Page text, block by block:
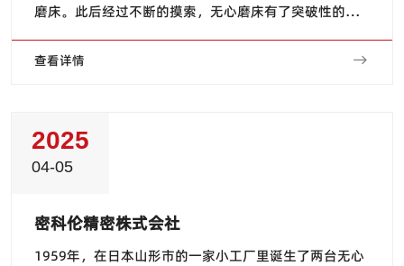
磨床。此后经过不断的摸索，无心磨床有了突破性的技
械、轴承和医疗工具等各行业关键产品的磨削加工，为
查看详情
2025
04-05
密科伦精密株式会社
1959年，在日本山形市的一家小工厂里诞生了两台无心